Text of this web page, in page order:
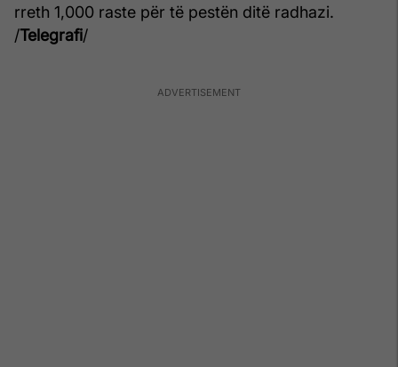
rreth 1,000 raste për të pestën ditë radhazi.
/Telegrafi/